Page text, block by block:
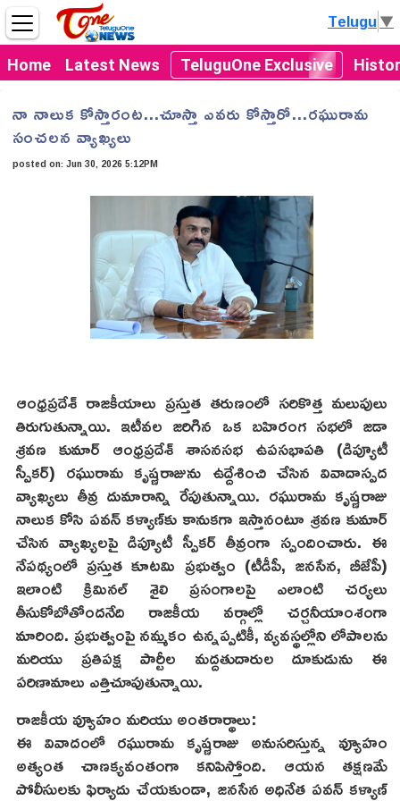
Home Latest News TeluguOne Exclusive
Telugu▼
నా నాలుక కోస్తారంట...చూస్తా ఎవరు కోస్తారో...రఘురామ
సంచలన వ్యాఖ్యలు
posted on:Jun 30, 2026 5:12PM
ఆంధ్రప్రదేశ్ రాజకీయాలు ప్రస్తుత తరుణంలో సరికొత్త మలుపులు
తిరుగుతున్నాయి. ఇటీవల జరిగిన ఒక బహిరంగ సభలో జడా
శ్రవణ కుమార్ ఆంధ్రప్రదేశ్ శాసనసభ ఉపసభాపతి (డిప్యూటీ
స్పీకర్) రఘురామ కృష్ణరాజును ఉద్దేశించి చేసిన వివాదాస్పద
వ్యాఖ్యలు తీవ్ర దుమారాన్ని రేపుతున్నాయి. రఘురామ కృష్ణరాజు
నాలుక కోసి పవన్ కళ్యాణ్‌కు కానుకగా ఇస్తానంటూ శ్రవణ కుమార్
చేసిన వ్యాఖ్యలపై డిప్యూటీ స్పీకర్ తీవ్రంగా స్పందించారు. ఈ
నేపథ్యంలో ప్రస్తుత కూటమి ప్రభుత్వం (టీడీపీ, జనసేన, బీజేపీ)
ఇలాంటి క్రిమినల్ శైలి ప్రసంగాలపై ఎలాంటి చర్యలు
తీసుకోబోతోందనేది రాజకీయ వర్గాల్లో చర్చనీయాంశంగా
మారింది. ప్రభుత్వంపై నమ్మకం ఉన్నప్పటికీ, వ్యవస్థల్లోని లోపాలను
మరియు ప్రతిపక్ష పార్టీల మద్దతుదారుల దూకుడును ఈ
పరిణామాలు ఎత్తిచూపుతున్నాయి.
రాజకీయ వ్యూహం మరియు అంతరార్థాలు:
ఈ వివాదంలో రఘురామ కృష్ణరాజు అనుసరిస్తున్న వ్యూహం
అత్యంత చాణక్యవంతంగా కనిపిస్తోంది. ఆయన తక్షణమే
పోలీసులకు ఫిర్యాదు చేయకుండా, జనసేన అధినేత పవన్ కళ్యాణ్